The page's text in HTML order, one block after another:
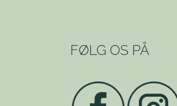
FØLG OS PÅ